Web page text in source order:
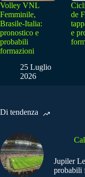
Volley VNL
Femminile,
Brasile-Italia:
pronostico e
probabili
formazioni
25 Luglio
2026
de
e
Di tendenza
Jupiler
probabili